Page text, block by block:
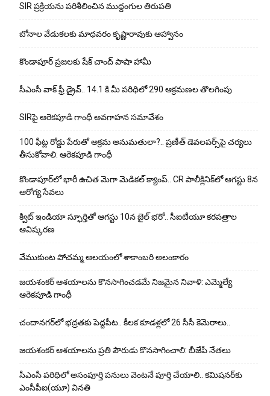
SIR ప్రక్రియను పరిశీలించిన ముద్దంగుల తిరుపతి
బోనాల వేడుకలకు మాధవరం కృష్ణారావుకు ఆహ్వానం
కొండాపూర్ ప్రజలకు షేక్ చాంద్ పాషా హామీ
సీఎంసీ వాక్ ఫ్రీ డ్రైవ్.. 14.1 కి.మీ పరిధిలో 290 ఆక్రమణల తొలగింపు
SIRపై ఆరెకపూడి గాంధీ అవగాహన సమావేశం
100 ఫీట్ల రోడ్డు పేరుతో అక్రమ అనుమతులా?.. ప్రణీత్ డెవలపర్స్‌పై చర్యలు
తీసుకోవాలి: ఆరెకపూడి గాంధీ
కొండాపూర్‌లో భారీ ఉచిత మెగా మెడికల్ క్యాంప్.. CR పాలీక్లినిక్‌లో ఆగస్టు 8న
ఆరోగ్య సేవలు
క్విట్ ఇండియా స్ఫూర్తితో ఆగస్టు 10న జైల్ భరో.. సీఐటీయూ కరపత్రాల
ఆవిష్కరణ
వేముకుంట పోచమ్మ ఆలయంలో శాకాంబరి అలంకారం
జయశంకర్ ఆశయాలను కొనసాగించడమే నిజమైన నివాళి: ఎమ్మెల్యే
ఆరెక‌పూడి గాంధీ
చందానగర్‌లో భద్రతకు పెద్దపీట.. కీలక కూడళ్లలో 26 సీసీ కెమెరాలు..
జయశంకర్ ఆశయాలను ప్రతి పౌరుడు కొనసాగించాలి: బీజేపీ నేతలు
సీఎంసీ పరిధిలో అసంపూర్తి పనులు వెంటనే పూర్తి చేయాలి.. కమిషనర్‌కు
ఎంసీపీఐ(యూ) వినతి